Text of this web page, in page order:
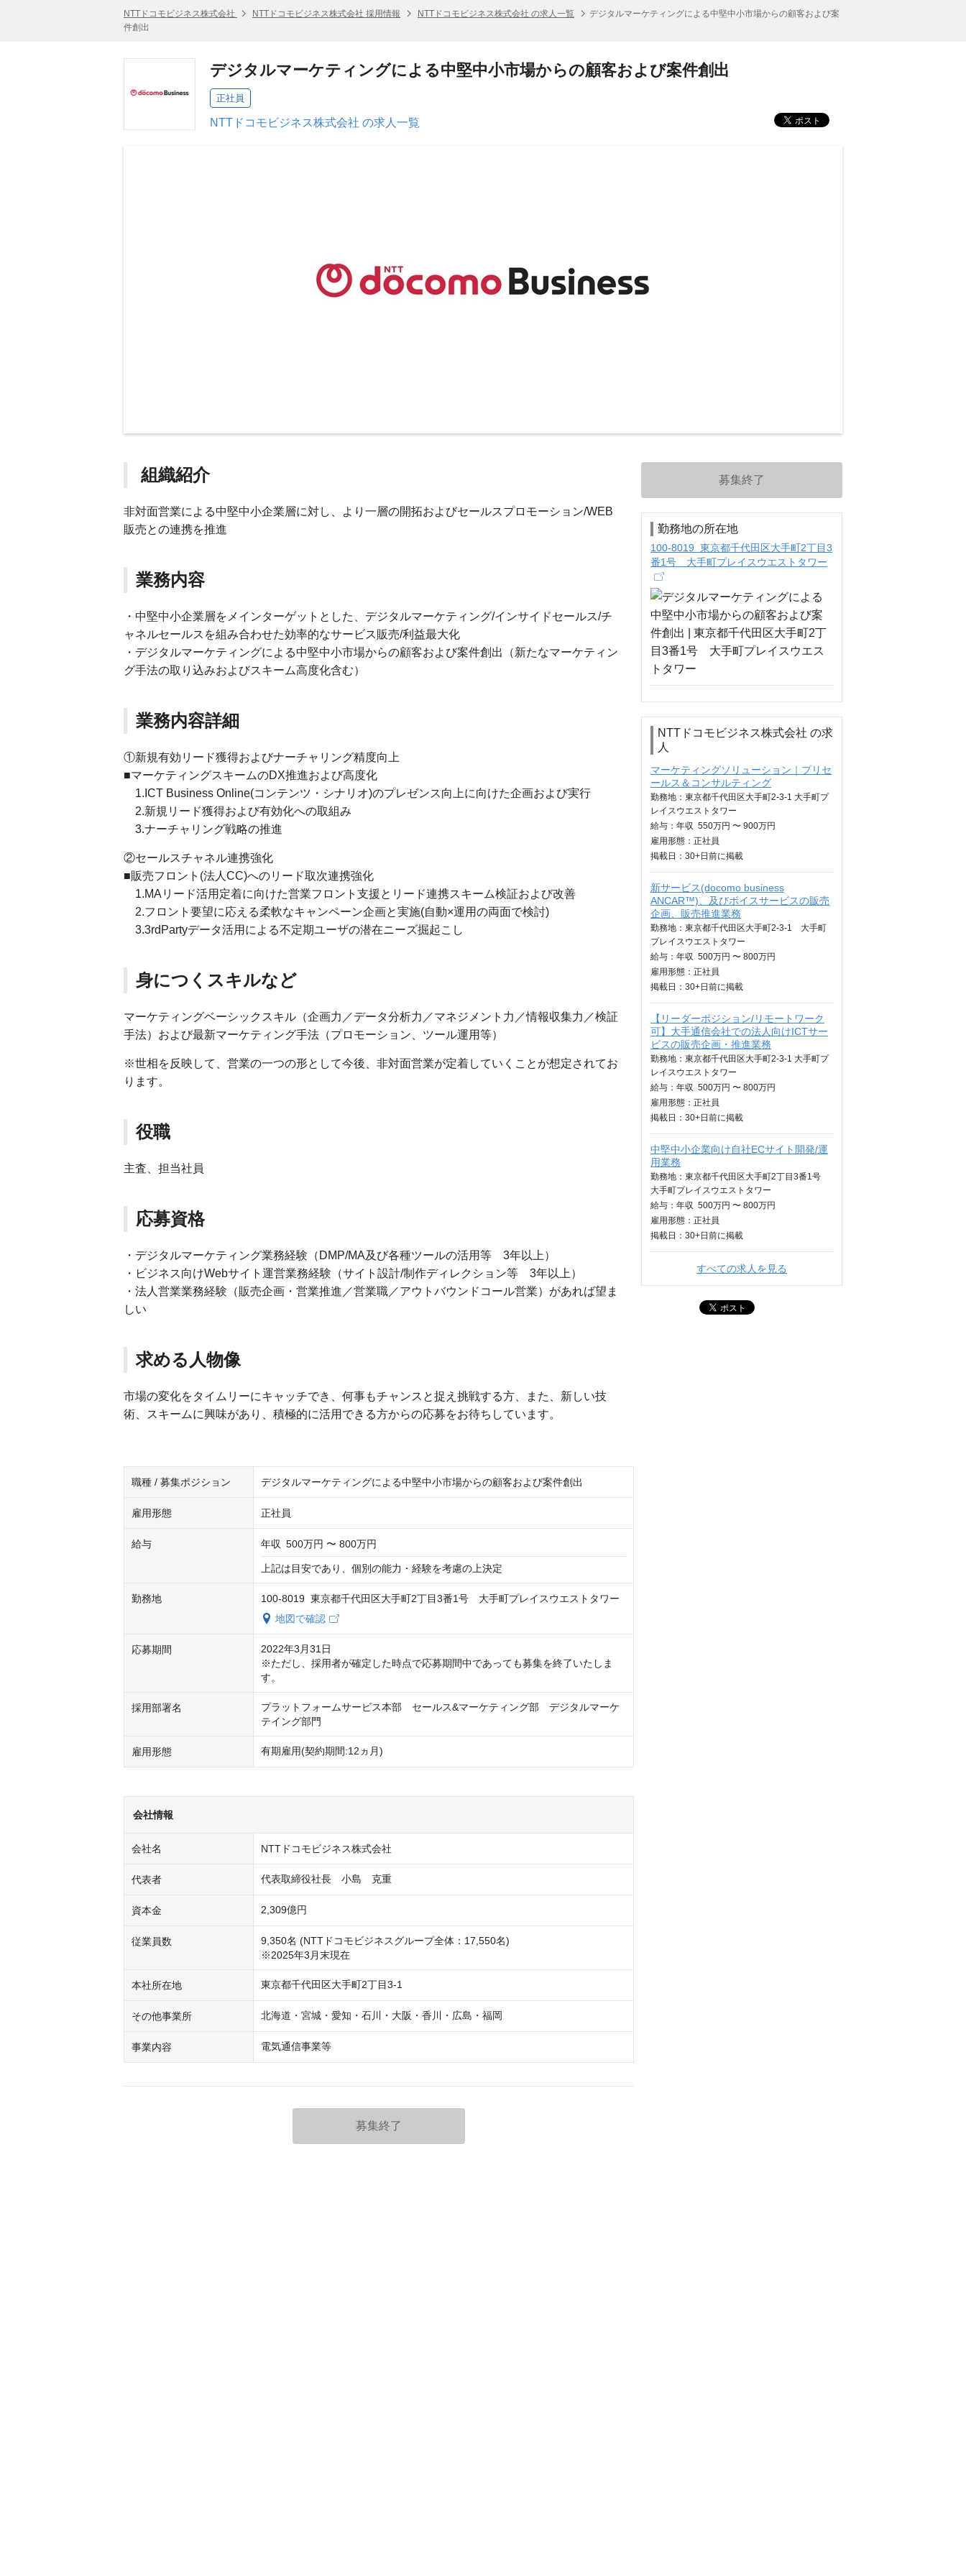
NTTドコモビジネス株式会社 NTTドコモビジネス株式会社 採用情報 NTTドコモビジネス株式会社 の求人一覧
デジタルマーケティングによる中堅中小市場からの顧客および案
件創出
デジタルマーケティングによる中堅中小市場からの顧客および案件創出
正社員
NTTドコモビジネス株式会社 の求人一覧
組織紹介
非対面営業による中堅中小企業層に対し、より一層の開拓およびセールスプロモーション/WEB
販売との連携を推進
業務内容
・中堅中小企業層をメインターゲットとした、デジタルマーケティング/インサイドセールス/チ
ャネルセールスを組み合わせた効率的なサービス販売/利益最大化
・デジタルマーケティングによる中堅中小市場からの顧客および案件創出（新たなマーケティン
グ手法の取り込みおよびスキーム高度化含む）
業務内容詳細
①新規有効リード獲得およびナーチャリング精度向上
■マーケティングスキームのDX推進および高度化
1.ICT Business Online(コンテンツ・シナリオ)のプレゼンス向上に向けた企画および実行
2.新規リード獲得および有効化への取組み
3.ナーチャリング戦略の推進
②セールスチャネル連携強化
■販売フロント(法人CC)へのリード取次連携強化
1.MAリード活用定着に向けた営業フロント支援とリード連携スキーム検証および改善
2.フロント要望に応える柔軟なキャンペーン企画と実施(自動×運用の両面で検討)
3.3rdPartyデータ活用による不定期ユーザの潜在ニーズ掘起こし
身につくスキルなど
マーケティングベーシックスキル（企画力／データ分析力／マネジメント力／情報収集力／検証
手法）および最新マーケティング手法（プロモーション、ツール運用等）
※世相を反映して、営業の一つの形として今後、非対面営業が定着していくことが想定されてお
ります。
役職
主査、担当社員
応募資格
・デジタルマーケティング業務経験（DMP/MA及び各種ツールの活用等 3年以上）
・ビジネス向けWebサイト運営業務経験（サイト設計/制作ディレクション等 3年以上）
・法人営業業務経験（販売企画・営業推進／営業職／アウトバウンドコール営業）があれば望ま
しい
求める人物像
市場の変化をタイムリーにキャッチでき、何事もチャンスと捉え挑戦する方、また、新しい技
術、スキームに興味があり、積極的に活用できる方からの応募をお待ちしています。
職種 / 募集ポジション デジタルマーケティングによる中堅中小市場からの顧客および案件創出
雇用形態 正社員
給与 年収 500万円 〜 800万円
上記は目安であり、個別の能力・経験を考慮の上決定
勤務地
100-8019 東京都千代田区大手町2丁目3番1号 大手町プレイスウエストタワー
地図で確認
応募期間
2022年3月31日
※ただし、採用者が確定した時点で応募期間中であっても募集を終了いたしま
す。
採用部署名
プラットフォームサービス本部　セールス&マーケティング部　デジタルマーケ
テイング部門
雇用形態 有期雇用(契約期間:12ヵ月)
会社情報
会社名 NTTドコモビジネス株式会社
代表者 代表取締役社長　小島　克重
資本金 2,309億円
従業員数
9,350名 (NTTドコモビジネスグループ全体：17,550名)
※2025年3月末現在
本社所在地 東京都千代田区大手町2丁目3-1
その他事業所 北海道・宮城・愛知・石川・大阪・香川・広島・福岡
事業内容 電気通信事業等
募集終了
募集終了
勤務地の所在地
100-8019 東京都千代田区大手町2丁目3
番1号 大手町プレイスウエストタワー
NTTドコモビジネス株式会社 の求
人
マーケティングソリューション｜プリセ
ールス＆コンサルティング
勤務地：東京都千代田区大手町2-3-1 大手町プ
レイスウエストタワー
給与： 年収 550万円 〜 900万円
雇用形態：正社員
掲載日： 30+日 前に掲載
新サービス(docomo business
ANCAR™)、及びボイスサービスの販売
企画、販売推進業務
勤務地：東京都千代田区大手町2-3-1 大手町
プレイスウエストタワー
給与： 年収 500万円 〜 800万円
雇用形態：正社員
掲載日： 30+日 前に掲載
【リーダーポジション/リモートワーク
可】大手通信会社での法人向けICTサー
ビスの販売企画・推進業務
勤務地：東京都千代田区大手町2-3-1 大手町プ
レイスウエストタワー
給与： 年収 500万円 〜 800万円
雇用形態：正社員
掲載日： 30+日 前に掲載
中堅中小企業向け自社ECサイト開発/運
用業務
勤務地：東京都千代田区大手町2丁目3番1号
大手町プレイスウエストタワー
給与： 年収 500万円 〜 800万円
雇用形態：正社員
掲載日： 30+日 前に掲載
すべての求人を見る